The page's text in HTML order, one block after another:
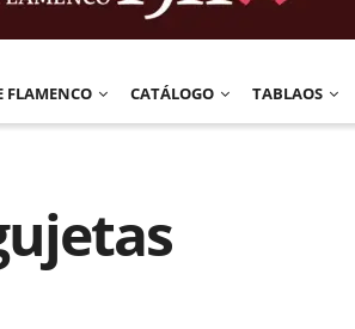
FLAMENCO CATÁLOGO TABLAOS